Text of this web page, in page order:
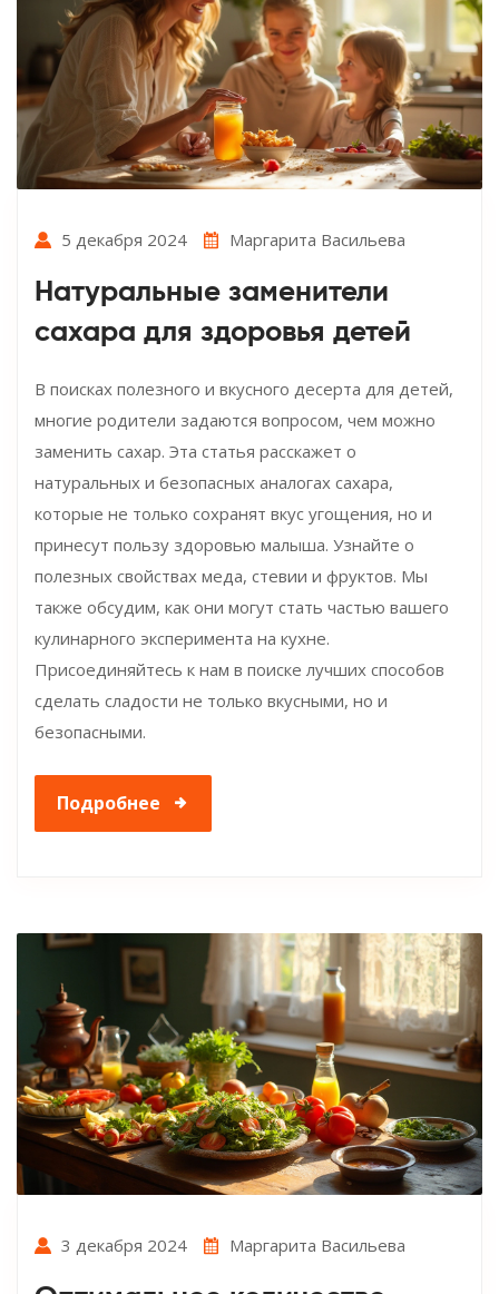
5 декабря 2024 Маргарита Васильева
Натуральные заменители
сахара для здоровья детей
В поисках полезного и вкусного десерта для детей,
многие родители задаются вопросом, чем можно
заменить сахар. Эта статья расскажет о
натуральных и безопасных аналогах сахара,
которые не только сохранят вкус угощения, но и
принесут пользу здоровью малыша. Узнайте о
полезных свойствах меда, стевии и фруктов. Мы
также обсудим, как они могут стать частью вашего
кулинарного эксперимента на кухне.
Присоединяйтесь к нам в поиске лучших способов
сделать сладости не только вкусными, но и
безопасными.
Подробнее
3 декабря 2024 Маргарита Васильева